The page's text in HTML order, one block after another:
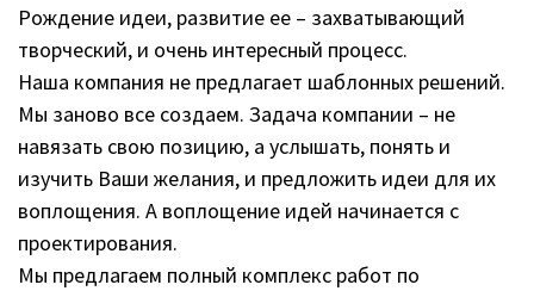
Рождение идеи, развитие ее – захватывающий
творческий, и очень интересный процесс.
Наша компания не предлагает шаблонных решений.
Мы заново все создаем. Задача компании – не
навязать свою позицию, а услышать, понять и
изучить Ваши желания, и предложить идеи для их
воплощения. А воплощение идей начинается с
проектирования.
Мы предлагаем полный комплекс работ по